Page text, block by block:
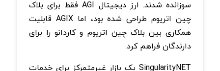
سوزانده شدند. ارز دیجیتال AGI فقط برای بلاک
چین اتریوم طراحی شده بود، اما AGIX قابلیت
همکاری بین بلاک چین اتریوم و کاردانو را برای
دارندگان فراهم کرد.
SingularityNET یک بازار غیرمتمرکز برای خدمات